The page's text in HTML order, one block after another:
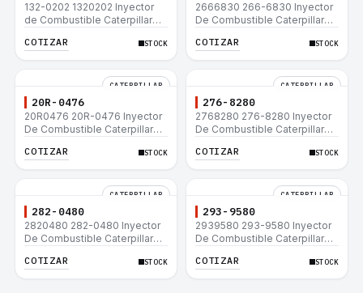
132-0202 1320202 Inyector
de Combustible Caterpillar®
3516C 854G 992G
COTIZAR STOCK
2666830 266-6830 Inyector
De Combustible Caterpillar®
COTIZAR STOCK
CATERPILLAR
20R-0476
20R0476 20R-0476 Inyector
De Combustible Caterpillar®
COTIZAR STOCK
CATERPILLAR
276-8280
2768280 276-8280 Inyector
De Combustible Caterpillar®
COTIZAR STOCK
CATERPILLAR
282-0480
2820480 282-0480 Inyector
De Combustible Caterpillar®
COTIZAR STOCK
CATERPILLAR
293-9580
2939580 293-9580 Inyector
De Combustible Caterpillar®
COTIZAR STOCK